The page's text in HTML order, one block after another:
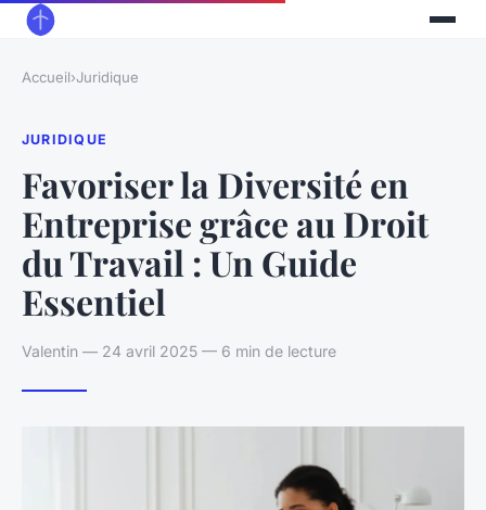
Accueil›Juridique
JURIDIQUE
Favoriser la Diversité en
Entreprise grâce au Droit
du Travail : Un Guide
Essentiel
Valentin — 24 avril 2025 — 6 min de lecture